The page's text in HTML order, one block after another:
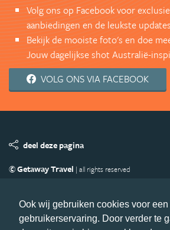
Ook wij gebruiken cookies voor
gebruikerservaring. Door verder te
Volg ons op Facebook voor
aanbiedingen en de leukste
Bekijk de mooiste foto's en doe
Jouw dagelijkse shot Australië-
VOLG ONS VIA FACEBOOK
deel deze pagina
© Getaway Travel | all rights reserved
Copyright
Privacy statement Disclaimer
Volg Australie.nl